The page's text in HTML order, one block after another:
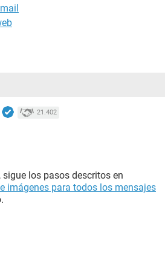
21.402
sigue los pasos descritos en
imágenes para todos los mensajes